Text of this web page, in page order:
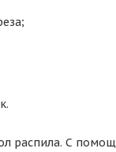
распила. С